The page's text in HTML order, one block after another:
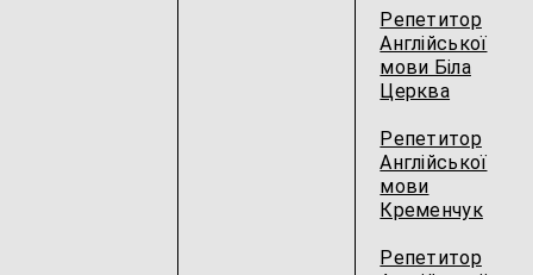
Репетитор
Англійської
мови Біла
Церква
Репетитор
Англійської
мови
Кременчук
Репетитор